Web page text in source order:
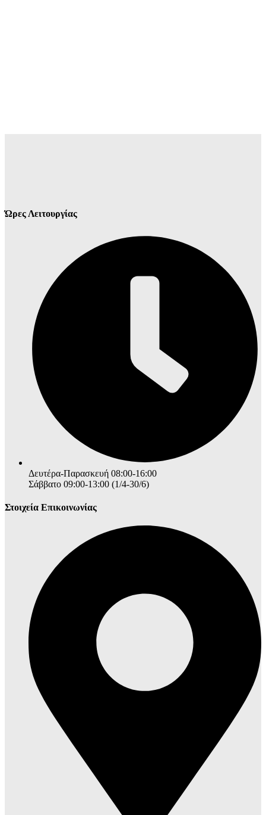
Ώρες Λειτουργίας
Δευτέρα-Παρασκευή 08:00-16:00
Σάββατο 09:00-13:00 (1/4-30/6)
Στοιχεία Επικοινωνίας